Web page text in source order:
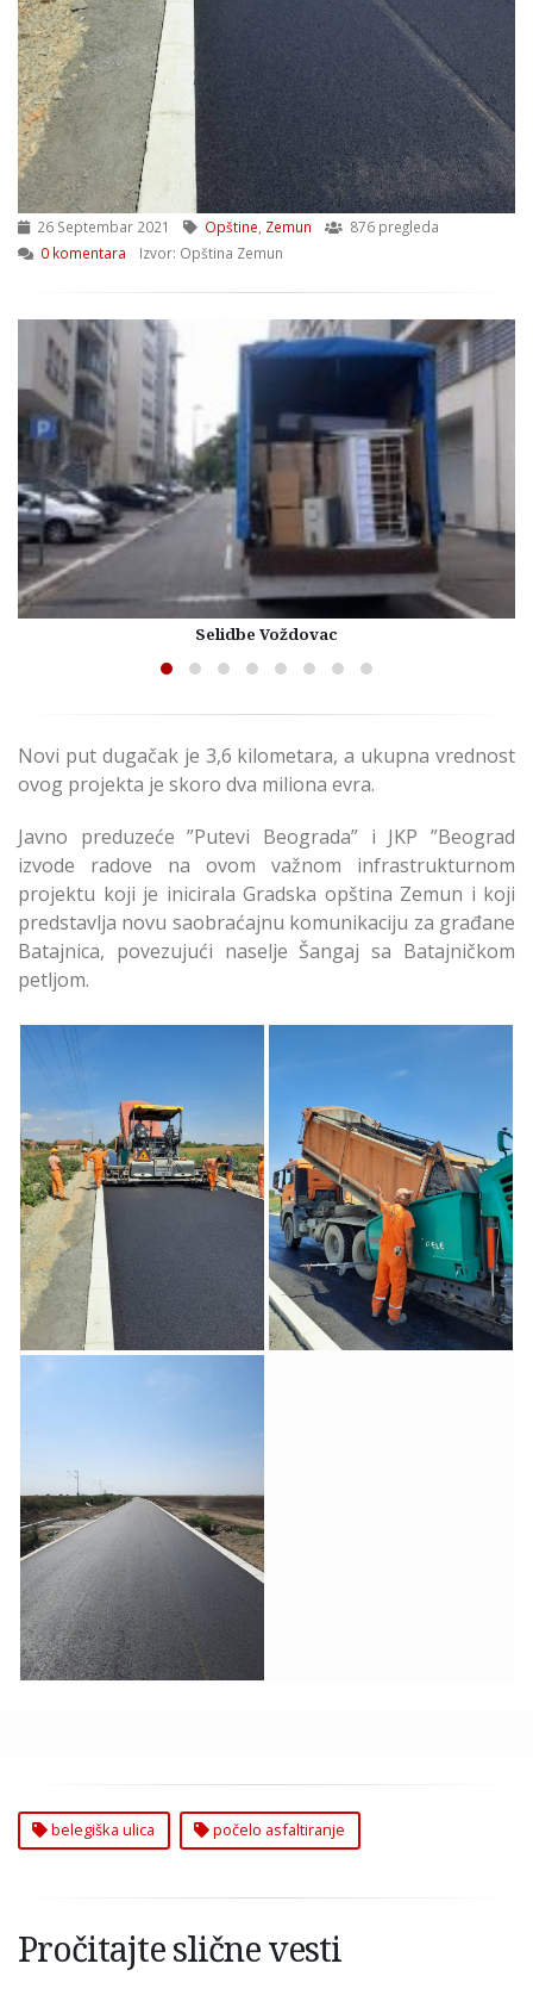
26 Septembar 2021 Opštine, Zemun
876 pregleda
0 komentara
Izvor: Opština Zemun
Selidbe Voždovac
Novi put dugačak je 3,6 kilometara, a ukupna vrednost
ovog projekta je skoro dva miliona evra.
Javno preduzeće ”Putevi Beograda” i JKP ”Beograd
izvode radove na ovom važnom infrastrukturnom
projektu koji je inicirala Gradska opština Zemun i koji
predstavlja novu saobraćajnu komunikaciju za građane
Batajnica, povezujući naselje Šangaj sa Batajničkom
petljom.
Počelo Asfaltiranje
Belegiške Ulice u
Zemunu
Počelo Asfaltiranje
Belegiške Ulice
Zemun
Počelo Asfaltiranje
Belegiške Ulice
belegiška ulica počelo asfaltiranje
Pročitajte slične vesti